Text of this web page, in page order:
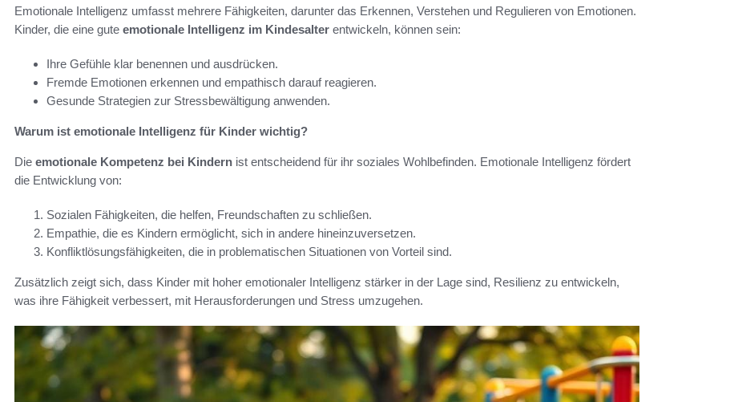
Emotionale Intelligenz umfasst mehrere Fähigkeiten, darunter das Erkennen, Verstehen und Regulieren von Emotionen.
Kinder, die eine gute emotionale Intelligenz im Kindesalter entwickeln, können sein:
Ihre Gefühle klar benennen und ausdrücken.
Fremde Emotionen erkennen und empathisch darauf reagieren.
Gesunde Strategien zur Stressbewältigung anwenden.
Warum ist emotionale Intelligenz für Kinder wichtig?
Die emotionale Kompetenz bei Kindern ist entscheidend für ihr soziales Wohlbefinden. Emotionale Intelligenz fördert
die Entwicklung von:
Sozialen Fähigkeiten, die helfen, Freundschaften zu schließen.
Empathie, die es Kindern ermöglicht, sich in andere hineinzuversetzen.
Konfliktlösungsfähigkeiten, die in problematischen Situationen von Vorteil sind.
Zusätzlich zeigt sich, dass Kinder mit hoher emotionaler Intelligenz stärker in der Lage sind, Resilienz zu entwickeln,
was ihre Fähigkeit verbessert, mit Herausforderungen und Stress umzugehen.